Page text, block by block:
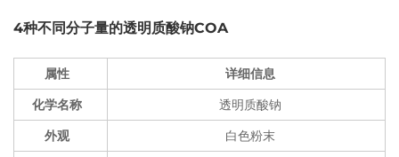
4种不同分子量的透明质酸钠COA
属性
详细信息
化学名称
透明质酸钠
外观
白色粉末